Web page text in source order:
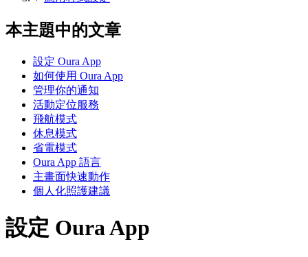
本主題中的文章
設定 Oura App
如何使用 Oura App
管理你的通知
活動定位服務
飛航模式
休息模式
省電模式
Oura App 語言
主畫面快速動作
個人化照護建議
設定 Oura App